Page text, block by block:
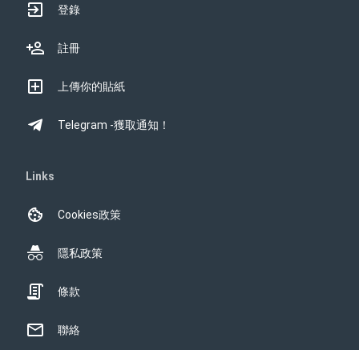
登錄
註冊
上傳你的貼紙
Telegram -獲取通知！
Links
Cookies政策
隱私政策
條款
聯絡